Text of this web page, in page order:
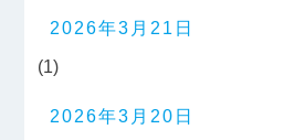
2026年3月21日
(1)
2026年3月20日